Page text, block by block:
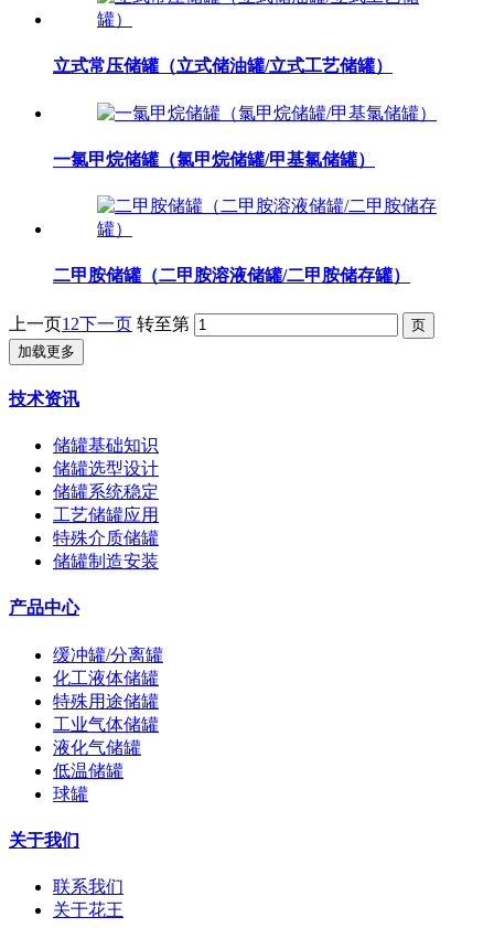
立式常压储罐（立式储油罐/立式工艺储罐）
一氯甲烷储罐（氯甲烷储罐/甲基氯储罐）
二甲胺储罐（二甲胺溶液储罐/二甲胺储存罐）
上一页1 2下一页 转至第
加载更多
技术资讯
储罐基础知识
储罐选型设计
储罐系统稳定
工艺储罐应用
特殊介质储罐
储罐制造安装
产品中心
缓冲罐/分离罐
化工液体储罐
特殊用途储罐
工业气体储罐
液化气储罐
低温储罐
球罐
关于我们
联系我们
关于花王